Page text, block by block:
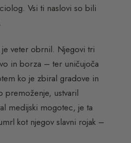
Vsi ti naslovi so bili
veter obrnil. Njegovi tri
in borza – ter uničujoča
ko je zbiral gradove in
ustvaril
medijski mogotec, je ta
kot njegov slavni rojak –